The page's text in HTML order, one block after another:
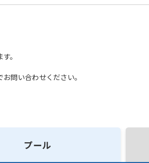
。
問い合わせください。
プール